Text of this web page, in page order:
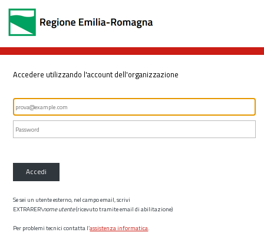
Accedere utilizzando l'account dell'organizzazione
Accedi
Se sei un utente esterno, nel campo email, scrivi
EXTRARER\nome utente(ricevuto tramite email di abilitazione)
Per problemi tecnici contatta l’assistenza informatica.